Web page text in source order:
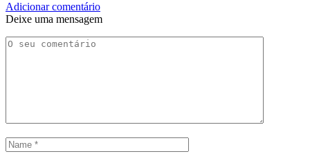
Adicionar comentário
Deixe uma mensagem